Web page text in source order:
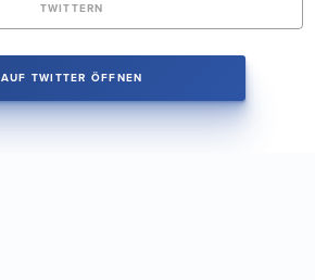
TWITTERN
AUF TWITTER ÖFFNEN